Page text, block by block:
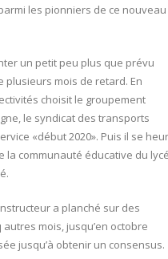
les pionniers de ce nouveau
un petit peu plus que prévu
plusieurs mois de retard. En
choisit le groupement
le syndicat des transports
«début 2020». Puis il se
la communauté éducative du
a planché sur des
mois, jusqu’en octobre
jusqu’à obtenir un consensus.